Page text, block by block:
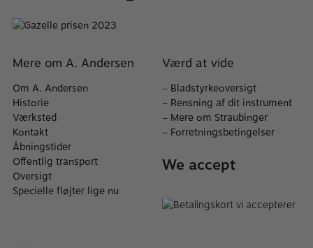
Mere om A. Andersen
Om A. Andersen
Historie
Værksted
Kontakt
Åbningstider
Offentlig transport
Oversigt
Specielle fløjter lige nu
Værd at vide
– Bladstyrkeoversigt
– Rensning af dit instrument
– Mere om Straubinger
– Forretningsbetingelser
We accept